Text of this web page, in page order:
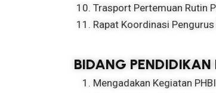
Trasport Pertemuan Rutin
Rapat Koordinasi
BIDANG PENDIDIKAN
Mengadakan Kegiatan